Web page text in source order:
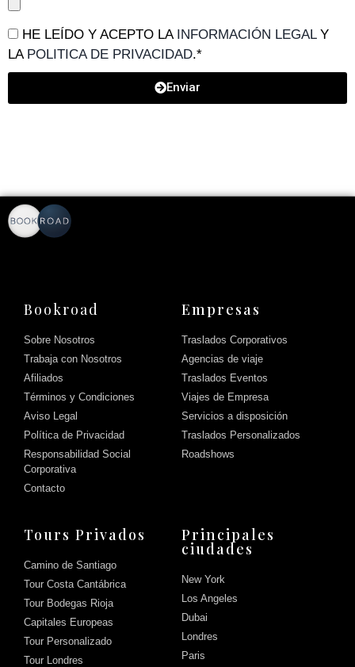
HE LEÍDO Y ACEPTO LA INFORMACIÓN LEGALY
LA POLITICA DE PRIVACIDAD.*
Enviar
Bookroad
Sobre Nosotros
Trabaja con Nosotros
Afiliados
Términos y Condiciones
Aviso Legal
Política de Privacidad
Responsabilidad Social
Corporativa
Contacto
Empresas
Traslados Corporativos
Agencias de viaje
Traslados Eventos
Viajes de Empresa
Servicios a disposición
Traslados Personalizados
Roadshows
Tours Privados
Camino de Santiago
Tour Costa Cantábrica
Tour Bodegas Rioja
Capitales Europeas
Tour Personalizado
Tour Londres
Principales
ciudades
New York
Los Angeles
Dubai
Londres
Paris